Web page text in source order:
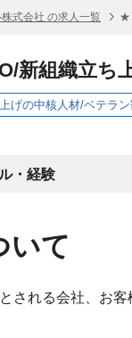
式会社 の求人一覧 ★
新組織立ち
げの中核人材/ベテラン
・経験
いて
される会社、お